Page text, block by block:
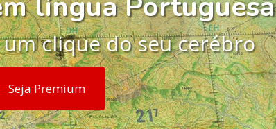
um clique do seu cerébro
Seja Premium